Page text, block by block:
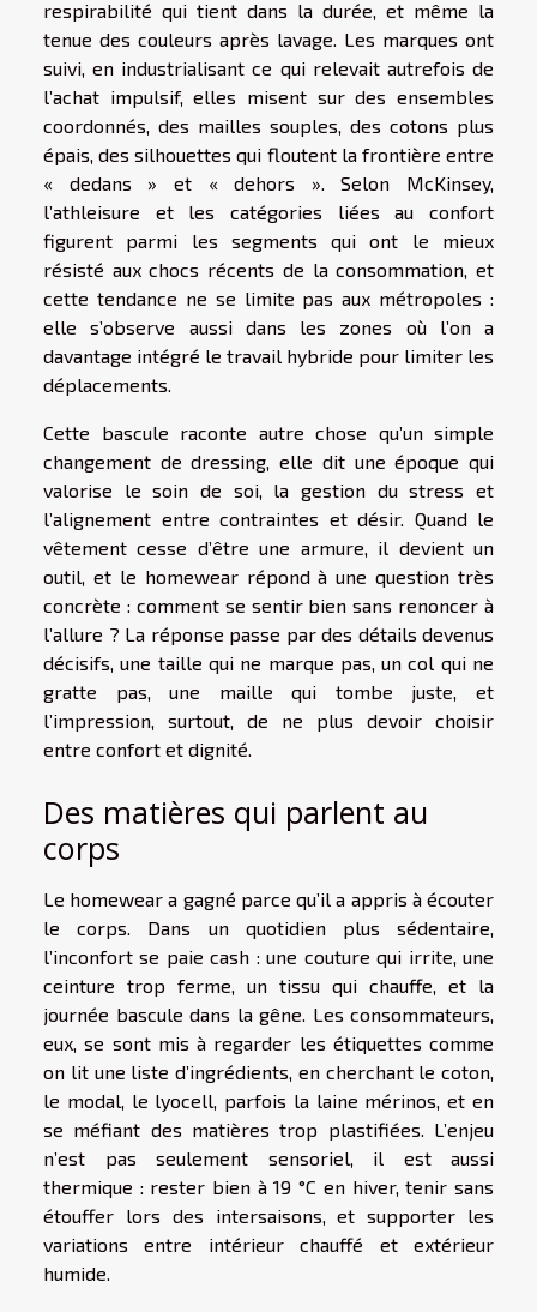
respirabilité qui tient dans la durée, et même la
tenue des couleurs après lavage. Les marques ont
suivi, en industrialisant ce qui relevait autrefois de
l’achat impulsif, elles misent sur des ensembles
coordonnés, des mailles souples, des cotons plus
épais, des silhouettes qui floutent la frontière entre
« dedans » et « dehors ». Selon McKinsey,
l’athleisure et les catégories liées au confort
figurent parmi les segments qui ont le mieux
résisté aux chocs récents de la consommation, et
cette tendance ne se limite pas aux métropoles :
elle s’observe aussi dans les zones où l’on a
davantage intégré le travail hybride pour limiter les
déplacements.
Cette bascule raconte autre chose qu’un simple
changement de dressing, elle dit une époque qui
valorise le soin de soi, la gestion du stress et
l’alignement entre contraintes et désir. Quand le
vêtement cesse d’être une armure, il devient un
outil, et le homewear répond à une question très
concrète : comment se sentir bien sans renoncer à
l’allure ? La réponse passe par des détails devenus
décisifs, une taille qui ne marque pas, un col qui ne
gratte pas, une maille qui tombe juste, et
l’impression, surtout, de ne plus devoir choisir
entre confort et dignité.
Des matières qui parlent au
corps
Le homewear a gagné parce qu’il a appris à écouter
le corps. Dans un quotidien plus sédentaire,
l’inconfort se paie cash : une couture qui irrite, une
ceinture trop ferme, un tissu qui chauffe, et la
journée bascule dans la gêne. Les consommateurs,
eux, se sont mis à regarder les étiquettes comme
on lit une liste d’ingrédients, en cherchant le coton,
le modal, le lyocell, parfois la laine mérinos, et en
se méfiant des matières trop plastifiées. L’enjeu
n’est pas seulement sensoriel, il est aussi
thermique : rester bien à 19 °C en hiver, tenir sans
étouffer lors des intersaisons, et supporter les
variations entre intérieur chauffé et extérieur
humide.